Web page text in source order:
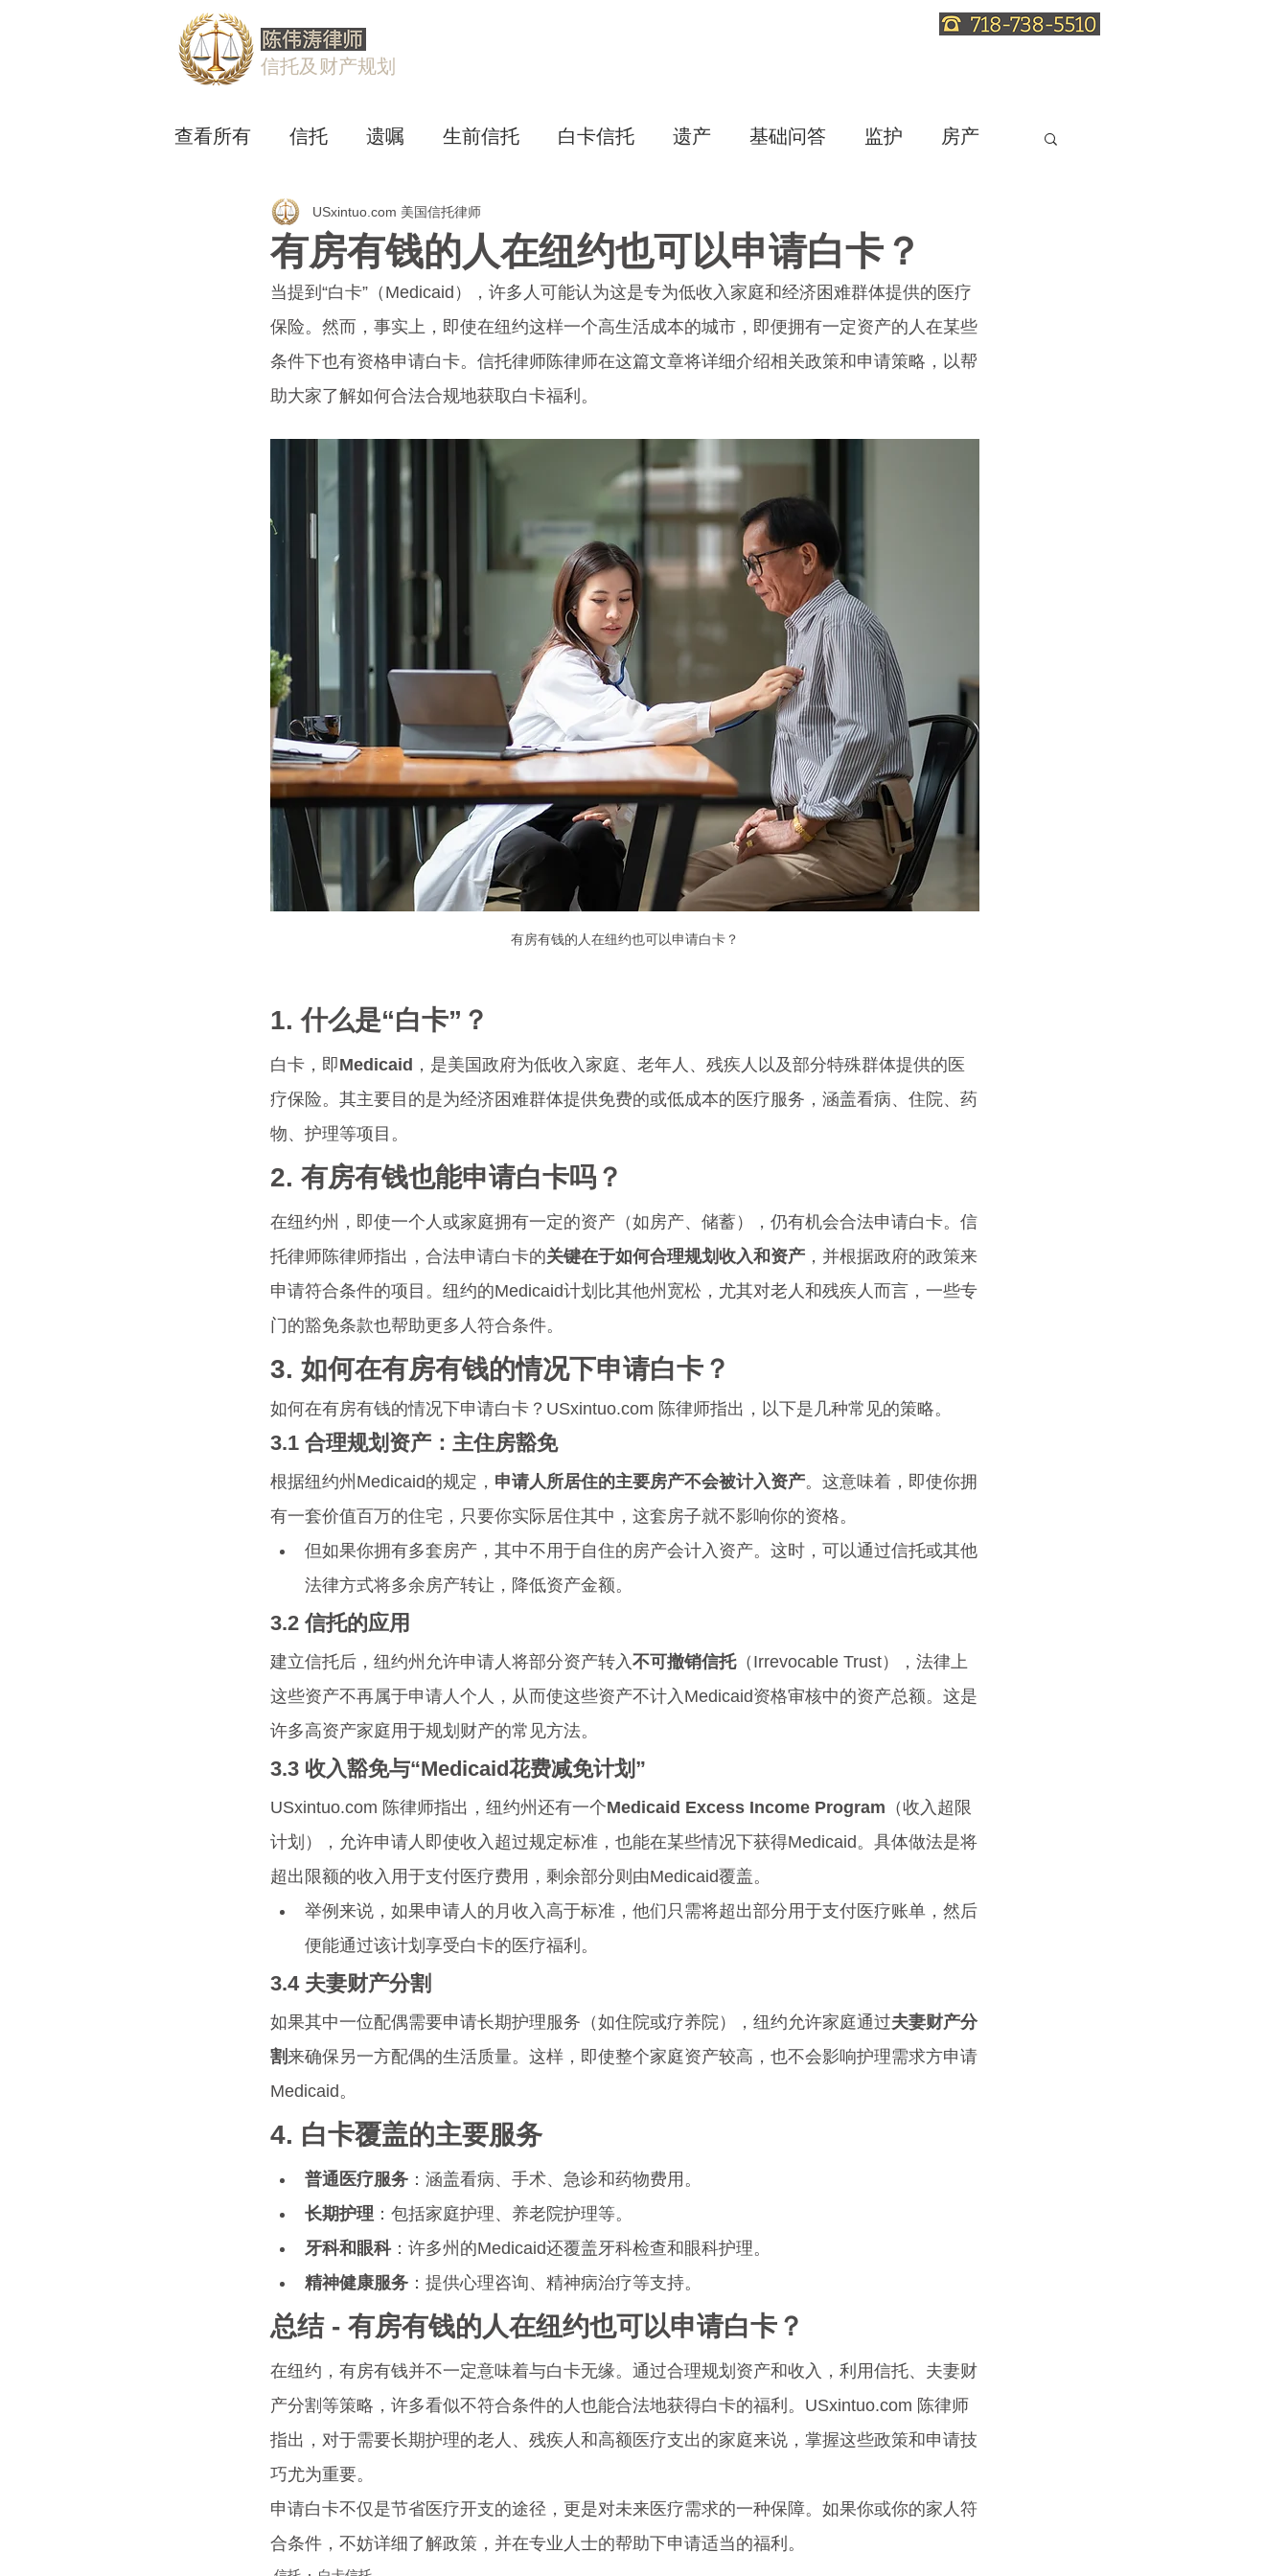
信托及财产规划
查看所有 信托 遗嘱 生前信托 白卡信托 遗产 基础问答 监护 房产
有房有钱的人在纽约也可以申请白卡？
USxintuo.com 美国信托律师
当提到“白卡”（Medicaid），许多人可能认为这是专为低收入家庭和经济困难群体提供的医疗
保险。然而，事实上，即使在纽约这样一个高生活成本的城市，即便拥有一定资产的人在某些
条件下也有资格申请白卡。信托律师陈律师在这篇文章将详细介绍相关政策和申请策略，以帮
助大家了解如何合法合规地获取白卡福利。
有房有钱的人在纽约也可以申请白卡？
1. 什么是“白卡”？
白卡，即Medicaid ，是美国政府为低收入家庭、老年人、残疾人以及部分特殊群体提供的医
疗保险。其主要目的是为经济困难群体提供免费的或低成本的医疗服务，涵盖看病、住院、药
物、护理等项目。
2. 有房有钱也能申请白卡吗？
在纽约州，即使一个人或家庭拥有一定的资产（如房产、储蓄），仍有机会合法申请白卡。信
托律师陈律师指出，合法申请白卡的关键在于如何合理规划收入和资产 ，并根据政府的政策来
申请符合条件的项目。纽约的Medicaid计划比其他州宽松，尤其对老人和残疾人而言，一些专
门的豁免条款也帮助更多人符合条件。
3. 如何在有房有钱的情况下申请白卡？
如何在有房有钱的情况下申请白卡？USxintuo.com 陈律师指出，以下是几种常见的策略。
3.1 合理规划资产： 主住房豁免
根据纽约州Medicaid的规定， 申请人所居住的主要房产不会被计入资产。这意味着，即使你拥
有一套价值百万的住宅，只要你实际居住其中，这套房子就不影响你的资格。
但如果你拥有多套房产，其中不用于自住的房产会计入资产。这时，可以通过信托或其他
法律方式将多余房产转让，降低资产金额。
3.2 信托的应用
建立信托后，纽约州允许申请人将部分资产转入不可撤销信托（Irrevocable Trust），法律上
这些资产不再属于申请人个人，从而使这些资产不计入Medicaid资格审核中的资产总额。这是
许多高资产家庭用于规划财产的常见方法。
3.3 收入豁免与“Medicaid花费减免计划”
USxintuo.com 陈律师指出，纽约州还有一个Medicaid Excess Income Program （收入超限
计划），允许申请人即使收入超过规定标准，也能在某些情况下获得Medicaid。具体做法是将
超出限额的收入用于支付医疗费用，剩余部分则由Medicaid覆盖。
举例来说，如果申请人的月收入高于标准，他们只需将超出部分用于支付医疗账单，然后
便能通过该计划享受白卡的医疗福利。
3.4 夫妻财产分割
如果其中一位配偶需要申请长期护理服务（如住院或疗养院），纽约允许家庭通过夫妻财产分
割来确保另一方配偶的生活质量。这样，即使整个家庭资产较高，也不会影响护理需求方申请
Medicaid。
4. 白卡覆盖的主要服务
普通医疗服务 ：涵盖看病、手术、急诊和药物费用。
长期护理 ：包括家庭护理、养老院护理等。
牙科和眼科：许多州的Medicaid还覆盖牙科检查和眼科护理。
精神健康服务 ：提供心理咨询、精神病治疗等支持。
总结 - 有房有钱的人在纽约也可以申请白卡？
在纽约，有房有钱并不一定意味着与白卡无缘。通过合理规划资产和收入，利用信托、夫妻财
产分割等策略，许多看似不符合条件的人也能合法地获得白卡的福利。USxintuo.com 陈律师
指出，对于需要长期护理的老人、残疾人和高额医疗支出的家庭来说，掌握这些政策和申请技
巧尤为重要。
申请白卡不仅是节省医疗开支的途径，更是对未来医疗需求的一种保障。如果你或你的家人符
合条件，不妨详细了解政策，并在专业人士的帮助下申请适当的福利。